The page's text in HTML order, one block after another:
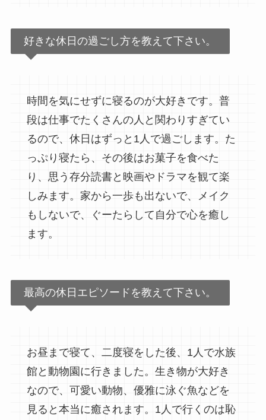
好きな休日の過ごし方を教えて下さい。
時間を気にせずに寝るのが大好きです。普
段は仕事でたくさんの人と関わりすぎてい
るので、休日はずっと1人で過ごします。た
っぷり寝たら、その後はお菓子を食べた
り、思う存分読書と映画やドラマを観て楽
しみます。家から一歩も出ないで、メイク
もしないで、ぐーたらして自分で心を癒し
ます。
最高の休日エピソードを教えて下さい。
お昼まで寝て、二度寝をした後、1人で水族
館と動物園に行きました。生き物が大好き
なので、可愛い動物、優雅に泳ぐ魚などを
見ると本当に癒されます。1人で行くのは恥